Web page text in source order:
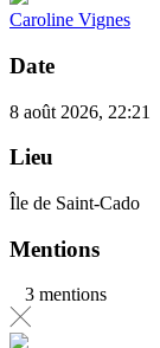
Caroline Vignes
Date
8 août 2026, 22:21
Lieu
Île de Saint-Cado
Mentions
3 mentions